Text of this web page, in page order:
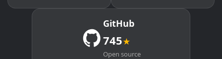
GitHub
745★
Open source